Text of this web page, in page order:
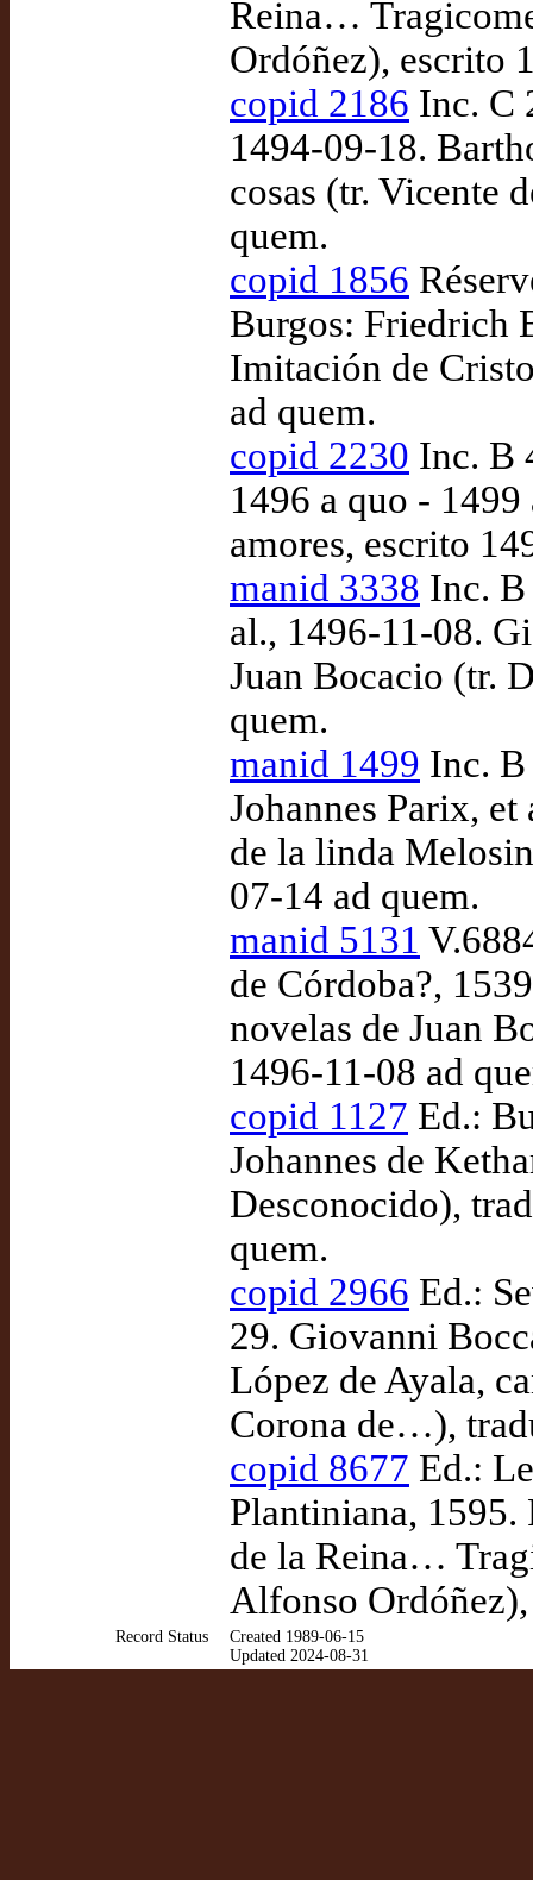
Reina…
Ordóñez), escrito
copid 2186 Inc. C
1494-09-18.
cosas (tr. Vicente
quem.
copid 1856
Burgos: Friedrich
Imitación de
ad quem.
copid 2230 Inc. B
1496 a quo -
amores, escrito
manid 3338 Inc.
al., 1496-11-08.
Juan Bocacio (tr.
quem.
manid 1499 Inc.
Johannes Parix,
de la linda
07-14 ad quem.
manid 5131
de Córdoba?,
novelas de Juan
1496-11-08 ad
copid 1127 Ed.:
Johannes de
Desconocido),
quem.
copid 2966 Ed.:
29. Giovanni
López de Ayala,
Corona de…),
copid 8677 Ed.:
Plantiniana, 1595.
de la Reina…
Alfonso
Record Status
Created 1989-06-15
Updated 2024-08-31